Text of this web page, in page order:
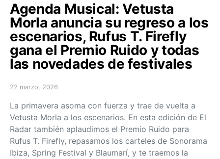
Agenda Musical: Vetusta
Morla anuncia su regreso a los
escenarios, Rufus T. Firefly
gana el Premio Ruido y todas
las novedades de festivales
Posted on
22 marzo, 2026
La primavera asoma con fuerza y trae de vuelta a
Vetusta Morla a los escenarios. En esta edición de El
Radar también aplaudimos el Premio Ruido para
Rufus T. Firefly, repasamos los carteles de Sonorama
Ibiza, Spring Festival y Blaumarí, y te traemos la